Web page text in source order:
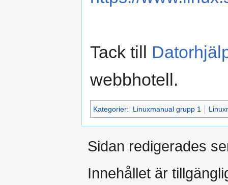
Tack till
webbhotell.
Kategorier: Linuxmanual grupp 1
Sidan redigerades
Innehållet är